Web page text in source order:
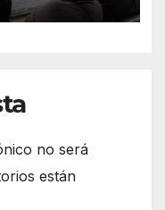
no será
están